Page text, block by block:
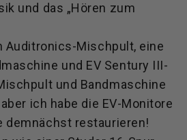
und das „Hören zum
Auditronics-Mischpult, eine
und EV Sentury III-
und Bandmaschine
ich habe die EV-Monitore
demnächst restaurieren!